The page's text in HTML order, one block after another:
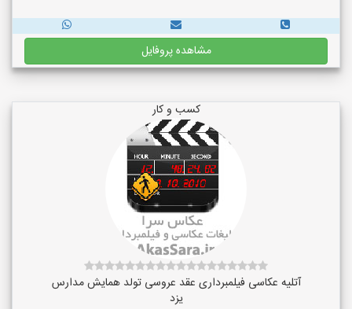
مشاهده پروفایل
کسب و کار
آتلیه عکاسی فیلمبرداری عقد عروسی تولد همایش مدارس
یزد